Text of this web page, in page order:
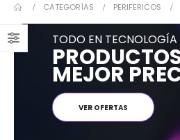
CATEGORÍAS PERIFERICOS
TODO EN TECNOLOGÍA
MEJOR
VER OFERTAS